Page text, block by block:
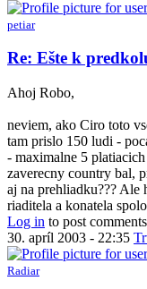
petiar
In
reply
to
Re:
Ešte
k
predkolu
Porty
v
Košiciach
-
by
Anonymný
(bez
overenia)
Re: Ešte k
Ahoj Robo,
neviem, ako Ciro toto
tam prislo 150 ludi -
- maximalne 5
zaverecny country bal,
aj na prehliadku??? Ale
riaditela a konatela
Log in to post comments
30. apríl 2003 - 22:35
Radiar